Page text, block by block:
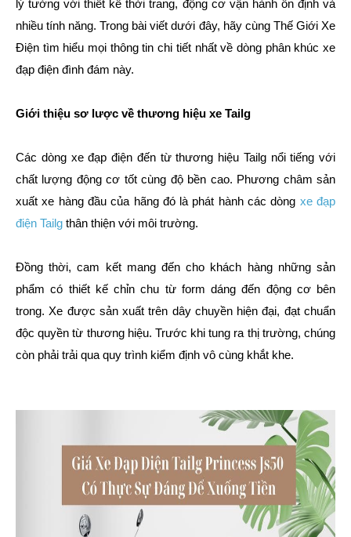
lý tưởng với thiết kế thời trang, động cơ vận hành ổn định và
nhiều tính năng. Trong bài viết dưới đây, hãy cùng Thế Giới Xe
Điện tìm hiểu mọi thông tin chi tiết nhất về dòng phân khúc xe
đạp điện đình đám này.
Giới thiệu sơ lược về thương hiệu xe Tailg
Các dòng xe đạp điện đến từ thương hiệu Tailg nổi tiếng với
chất lượng động cơ tốt cùng độ bền cao. Phương châm sản
xuất xe hàng đầu của hãng đó là phát hành các dòng xe đạp
điện Tailg thân thiện với môi trường.
Đồng thời, cam kết mang đến cho khách hàng những sản
phẩm có thiết kế chỉn chu từ form dáng đến động cơ bên
trong. Xe được sản xuất trên dây chuyền hiện đại, đạt chuẩn
độc quyền từ thương hiệu. Trước khi tung ra thị trường, chúng
còn phải trải qua quy trình kiểm định vô cùng khắt khe.